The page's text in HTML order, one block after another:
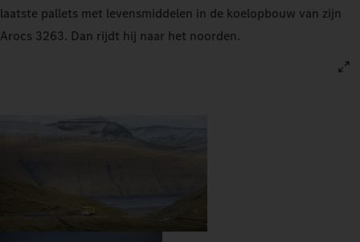
laatste pallets met levensmiddelen in de koelopbouw van zijn
Arocs 3263. Dan rijdt hij naar het noorden.